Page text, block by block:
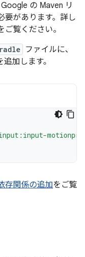
の Maven リ
要があります。詳し
ご覧ください。
ファイルに、
加します。
存関係の追加をご覧